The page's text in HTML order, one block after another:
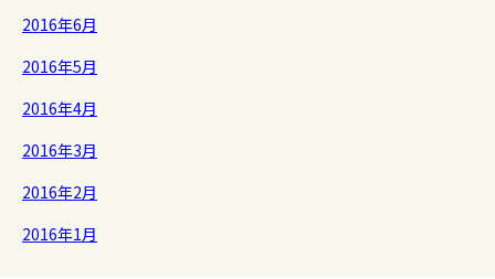
2016年6月
2016年5月
2016年4月
2016年3月
2016年2月
2016年1月